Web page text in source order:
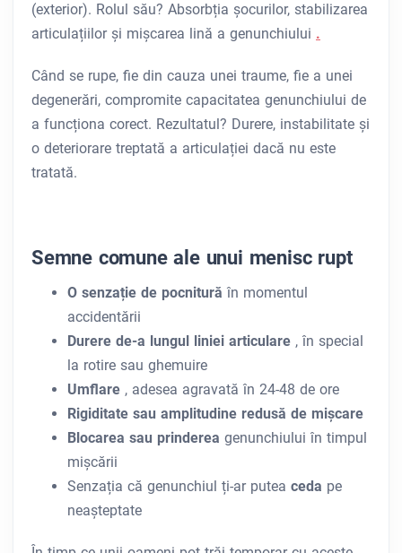
(exterior). Rolul său? Absorbția șocurilor, stabilizarea
articulațiilor și mișcarea lină a genunchiului .
Când se rupe, fie din cauza unei traume, fie a unei
degenerări, compromite capacitatea genunchiului de
a funcționa corect. Rezultatul? Durere, instabilitate și
o deteriorare treptată a articulației dacă nu este
tratată.
Semne comune ale unui menisc rupt
O senzație de pocnitură în momentul
accidentării
Durere de-a lungul liniei articulare , în special
la rotire sau ghemuire
Umflare , adesea agravată în 24-48 de ore
Rigiditate sau amplitudine redusă de mișcare
Blocarea sau prinderea genunchiului în timpul
mișcării
Senzația că genunchiul ți-ar putea ceda pe
neașteptate